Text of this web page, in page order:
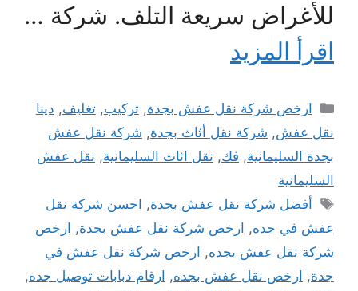
للأغراض سريعة التلف. شركة …
اقرأ المزيد
التصنيفات
ارخص شركة نقل عفش بجدة,تركيب,تغليف, دينا
نقل عفش, شركة نقل أثاث بجدة, شركة نقل عفش
بجدة السليمانية, فك, نقل اثاث السليمانية, نقل عفش
السليمانية
الوسوم
أفضل شركة نقل عفش بجدة, احسن شركة نقل
عفش في جده, ارخص شركة نقل عفش بجدة, ارخص
شركة نقل عفش بجده, ارخص شركة نقل عفش في
جدة, ارخص نقل عفش بجده, ارقام دبابات توصيل جده,